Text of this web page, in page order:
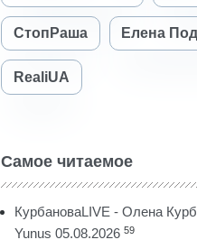
СтопРаша Елена
RealiUA
Самое читаемое
КурбановаLIVE - Олена
Yunus 05.08.2026 59